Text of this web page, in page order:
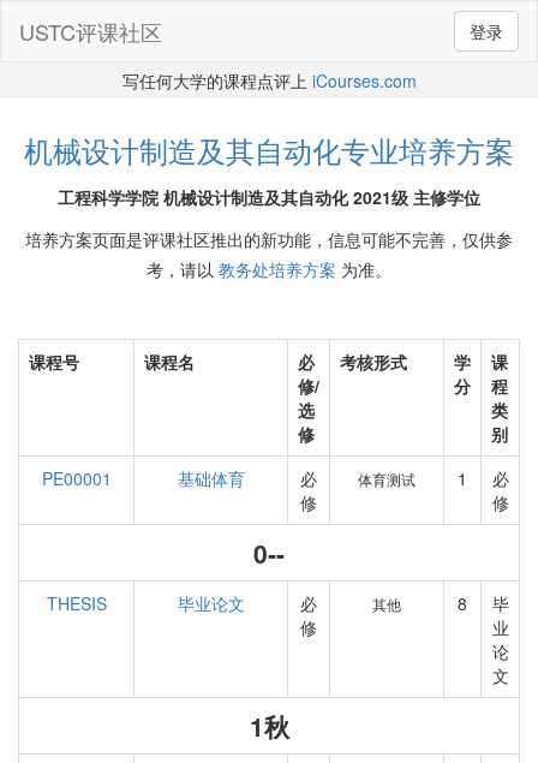
登录
USTC评课社区
写任何大学的课程点评上 iCourses.com
机械设计制造及其自动化专业培养方案
工程科学学院 机械设计制造及其自动化 2021级 主修学位
培养方案页面是评课社区推出的新功能，信息可能不完善，仅供参
考，请以 教务处培养方案 为准。
课程号 课程名
必
修/
选
修
考核形式
学
分
课
程
类
别
PE00001
基础体育
必
修
体育测试 1
必
修
0--
THESIS 毕业论文
必
修
其他 8
毕
业
论
文
1秋